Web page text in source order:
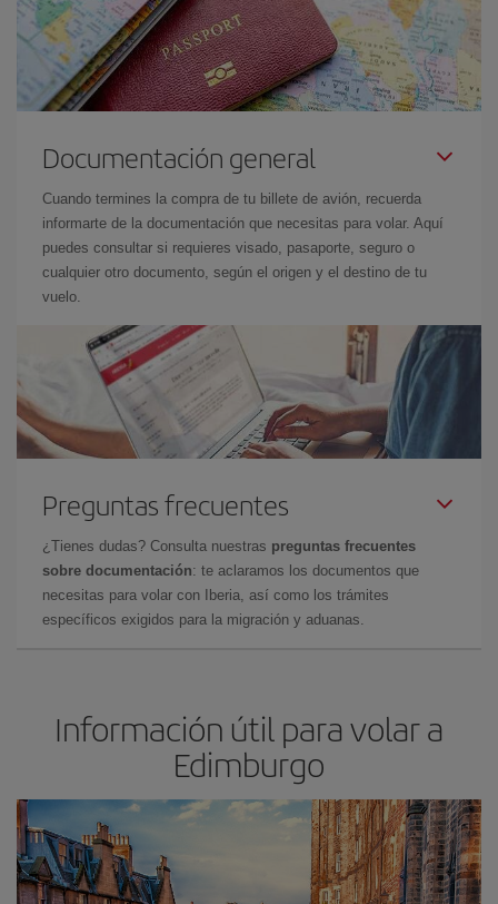
Documentación general
Cuando termines la compra de tu billete de avión, recuerda
informarte de la documentación que necesitas para volar. Aquí
puedes consultar si requieres visado, pasaporte, seguro o
cualquier otro documento, según el origen y el destino de tu
vuelo.
Preguntas frecuentes
¿Tienes dudas? Consulta nuestras preguntas frecuentes
sobre documentación: te aclaramos los documentos que
necesitas para volar con Iberia, así como los trámites
específicos exigidos para la migración y aduanas.
Información útil para volar a
Edimburgo